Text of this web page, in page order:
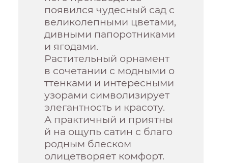
появился чудесный сад с
великолепными цветами,
дивными папоротниками
и ягодами.
Растительный орнамент
в сочетании с модными о
ттенками и интересными
узорами символизирует
элегантность и красоту.
А практичный и приятны
й на ощупь сатин с благо
родным блеском
олицетворяет комфорт.